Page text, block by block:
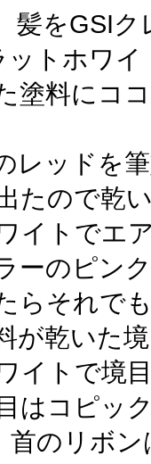
髪をGSI
ットホワ
塗料にコ
レッドを
たので乾
イトでエ
ーのピン
らそれで
が乾いた
イトで境
はコピッ
首のリボ